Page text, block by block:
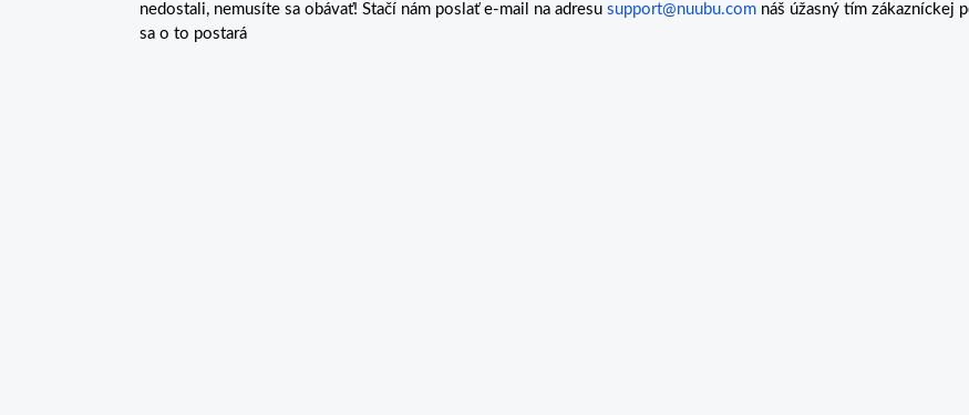
nedostali, nemusíte sa obávať! Stačí nám poslať e-mail na adresu support@nuubu.com náš úžasný tím zákazníckej
sa o to postará